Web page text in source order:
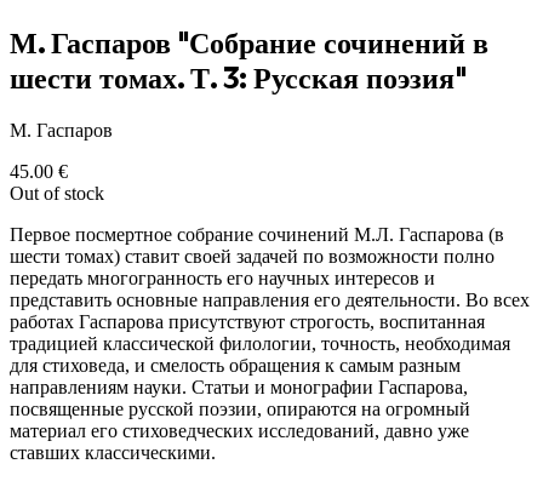
М. Гаспаров "Собрание сочинений в
шести томах. Т. 3: Русская поэзия"
М. Гаспаров
45.00 €
Out of stock
Первое посмертное собрание сочинений М.Л. Гаспарова (в
шести томах) ставит своей задачей по возможности полно
передать многогранность его научных интересов и
представить основные направления его деятельности. Во всех
работах Гаспарова присутствуют строгость, воспитанная
традицией классической филологии, точность, необходимая
для стиховеда, и смелость обращения к самым разным
направлениям науки. Статьи и монографии Гаспарова,
посвященные русской поэзии, опираются на огромный
материал его стиховедческих исследований, давно уже
ставших классическими.